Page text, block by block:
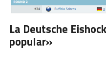
La Deutsche
popular»